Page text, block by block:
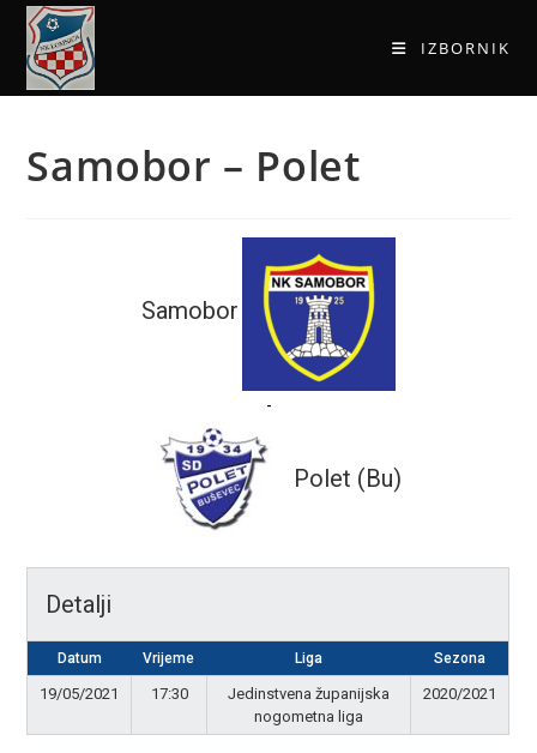
IZBORNIK
Samobor – Polet
Samobor
-
Polet (Bu)
Detalji
Datum Vrijeme Liga Sezona
19/05/2021 17:30
Jedinstvena županijska
nogometna liga
2020/2021